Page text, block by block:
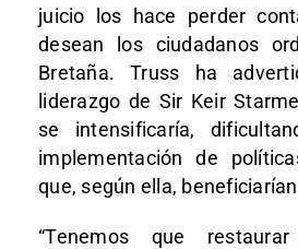
juicio los hace perder
desean los ciudadanos
Bretaña. Truss ha
liderazgo de Sir Keir
se intensificaría,
implementación de
que, según ella,
“Tenemos que